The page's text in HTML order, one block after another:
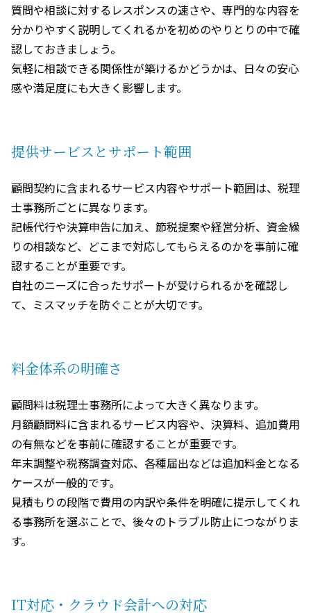
質問や相談に対するレスポンスの速さや、専門的な内容を
分かりやすく説明してくれるかを初めのやりとりの中で確
認しておきましょう。
気軽に相談できる関係性が築けるかどうかは、日々の安心
感や満足度にも大きく影響します。
提供サービスとサポート範囲
顧問契約に含まれるサービス内容やサポート範囲は、税理
士事務所ごとに異なります。
記帳代行や決算申告に加え、節税提案や経営分析、資金繰
りの相談など、どこまで対応してもらえるのかを事前に確
認することが重要です。
自社のニーズに合ったサポートが受けられるかを確認し
て、ミスマッチを防ぐことが大切です。
料金体系の明確さ
顧問料は税理士事務所によって大きく異なります。
月額顧問料に含まれるサービス内容や、決算料、追加費用
の有無などを事前に確認することが重要です。
年末調整や税務調査対応、各種届出などは追加料金となる
ケースが一般的です。
見積もりの段階で費用の内訳や条件を明確に提示してくれ
る事務所を選ぶことで、後々のトラブル防止につながりま
す。
IT対応・クラウド会計への対応